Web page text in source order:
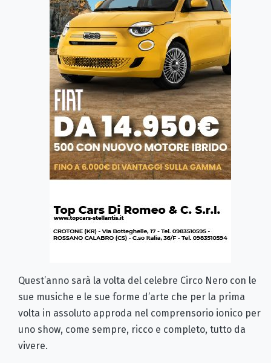
Quest’anno sarà la volta del celebre Circo Nero con le
sue musiche e le sue forme d’arte che per la prima
volta in assoluto approda nel comprensorio ionico per
uno show, come sempre, ricco e completo, tutto da
vivere.